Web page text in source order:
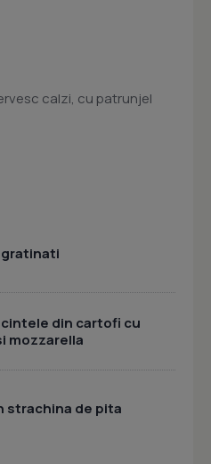
calzi, cu patrunjel
din cartofi cu
mozzarella
strachina de pita